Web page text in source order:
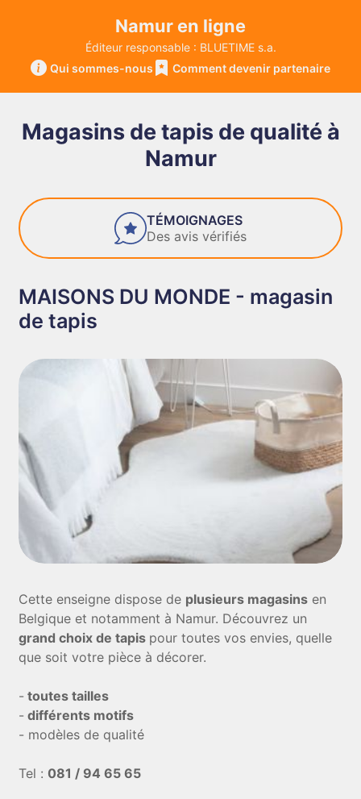
Namur en ligne
Éditeur responsable : BLUETIME s.a.
Qui sommes-nous
Comment devenir partenaire
Magasins de tapis de qualité à
Namur
FIABILITÉ
Des entreprises de confiance
MAISONS DU MONDE - magasin
de tapis
Cette enseigne dispose de plusieurs magasins en
Belgique et notamment à Namur. Découvrez un
grand choix de tapis pour toutes vos envies, quelle
que soit votre pièce à décorer.
- toutes tailles
- différents motifs
- modèles de qualité
Tel : 081 / 94 65 65